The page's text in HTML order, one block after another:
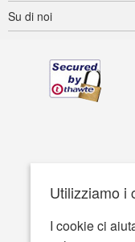
Utilizziamo i
I cookie ci
Su di noi
Accessibilità